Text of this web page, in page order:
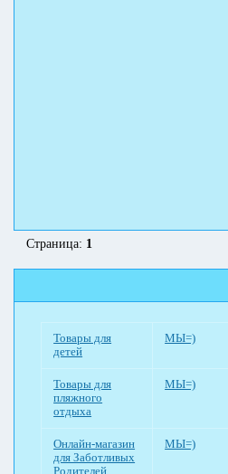
Страница: 1
Товары для
детей
МЫ=)
Товары для
пляжного
отдыха
МЫ=)
Онлайн-магазин
для Заботливых
Родителей
МЫ=)